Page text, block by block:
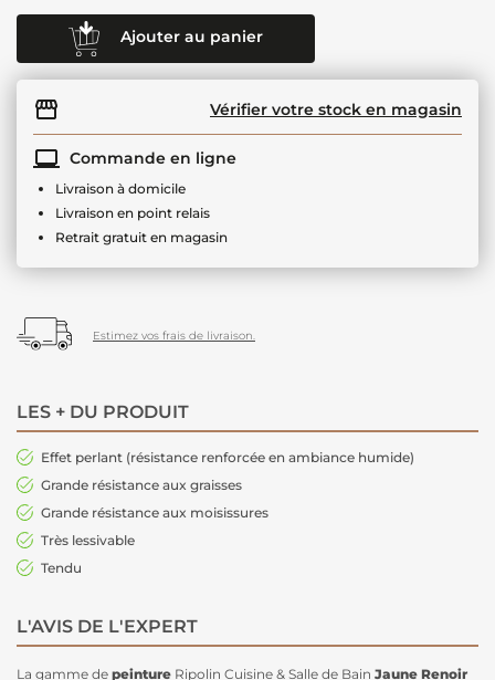
Ajouter au panier
Vérifier votre stock en magasin
Commande en ligne
Livraison à domicile
Livraison en point relais
Retrait gratuit en magasin
Estimez vos frais de livraison.
LES + DU PRODUIT
Effet perlant (résistance renforcée en ambiance humide)
Grande résistance aux graisses
Grande résistance aux moisissures
Très lessivable
Tendu
L'AVIS DE L'EXPERT
La gamme de peinture Ripolin Cuisine & Salle de Bain Jaune Renoir